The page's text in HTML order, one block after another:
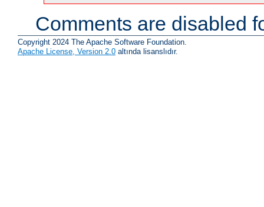
Comments are disabled
Copyright 2024 The Apache Software Foundation.
Apache License, Version 2.0 altında lisanslıdır.